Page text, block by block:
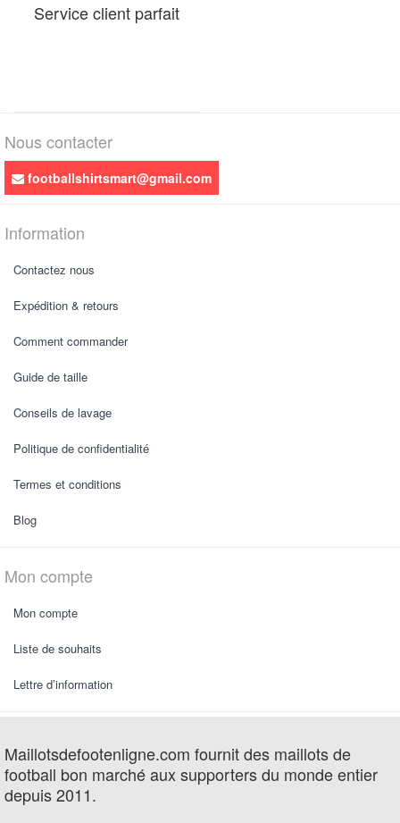
Service client parfait
Nous contacter
footballshirtsmart@gmail.com
Information
Contactez nous
Expédition & retours
Comment commander
Guide de taille
Conseils de lavage
Politique de confidentialité
Termes et conditions
Blog
Mon compte
Mon compte
Liste de souhaits
Lettre d’information
Maillotsdefootenligne.com fournit des maillots de
football bon marché aux supporters du monde entier
depuis 2011.